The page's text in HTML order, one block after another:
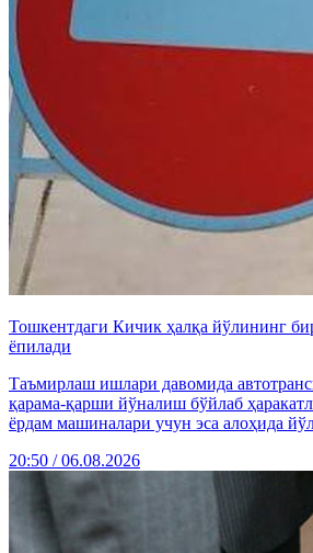
Тошкентдаги Кичик ҳалқа йўлининг
ёпилади
Таъмирлаш ишлари давомида
қарама-қарши йўналиш бўйлаб
ёрдам машиналари учун эса алоҳида
20:50 / 06.08.2026